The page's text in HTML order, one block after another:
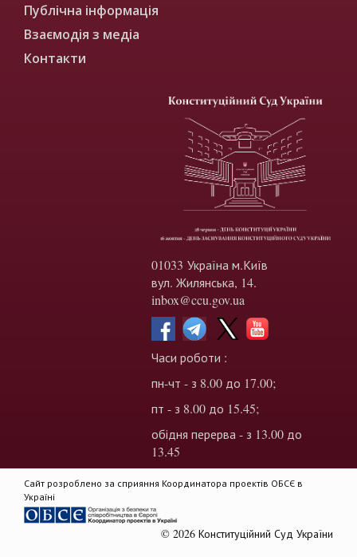
Публічна інформація
Взаємодія з медіа
Контакти
01033 Україна м.Київ
вул. Жилянська, 14.
inbox@ccu.gov.ua
Часи роботи :
пн-чт - з 8.00 до 17.00;
пт - з 8.00 до 15.45;
обідня перерва - з 13.00 до
13.45
Сайт розроблено за сприяння Координатора проектів ОБСЄ в
Україні
© 2026 Конституційний Суд України